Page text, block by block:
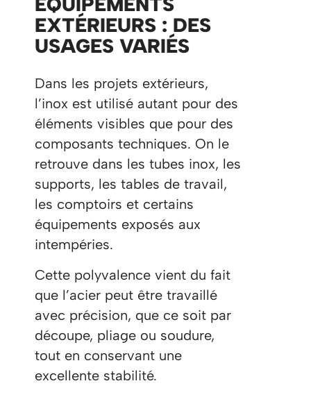
EXTÉRIEURS : DES
USAGES VARIÉS
Dans les projets extérieurs,
l’inox est utilisé autant pour des
éléments visibles que pour des
composants techniques. On le
retrouve dans les tubes inox, les
supports, les tables de travail,
les comptoirs et certains
équipements exposés aux
intempéries.
Cette polyvalence vient du fait
que l’acier peut être travaillé
avec précision, que ce soit par
découpe, pliage ou soudure,
tout en conservant une
excellente stabilité.